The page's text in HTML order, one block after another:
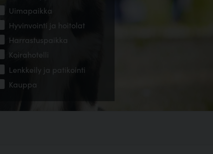
Uimapaikka
Hyvinvointi ja hoitolat
Harrastuspaikka
Koirahotelli
Lenkkeily ja patikointi
Kauppa